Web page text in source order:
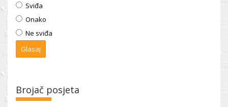
Sviđa
Onako
Ne sviđa
Brojač posjeta